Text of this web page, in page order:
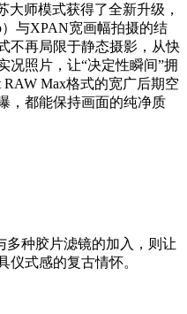
大师模式获得了全新升级，
与XPAN宽画幅拍摄的结
不再局限于静态摄影，从快
况照片，让“决定性瞬间”拥
Max格式的宽广后期空
，都能保持画面的纯净质
多种胶片滤镜的加入，则让
仪式感的复古情怀。